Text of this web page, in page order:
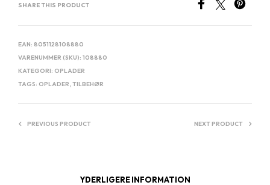
SHARE THIS PRODUCT
EAN: 8051128108880
VARENUMMER (SKU): 108880
KATEGORI: OPLADER
TAGS: OPLADER,TILBEHØR
PREVIOUS PRODUCT NEXT PRODUCT
YDERLIGERE INFORMATION